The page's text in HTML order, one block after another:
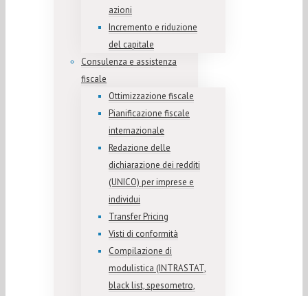
azioni
Incremento e riduzione
del capitale
Consulenza e assistenza
fiscale
Ottimizzazione fiscale
Pianificazione fiscale
internazionale
Redazione delle
dichiarazione dei redditi
(UNICO) per imprese e
individui
Transfer Pricing
Visti di conformità
Compilazione di
modulistica (INTRASTAT,
black list, spesometro,